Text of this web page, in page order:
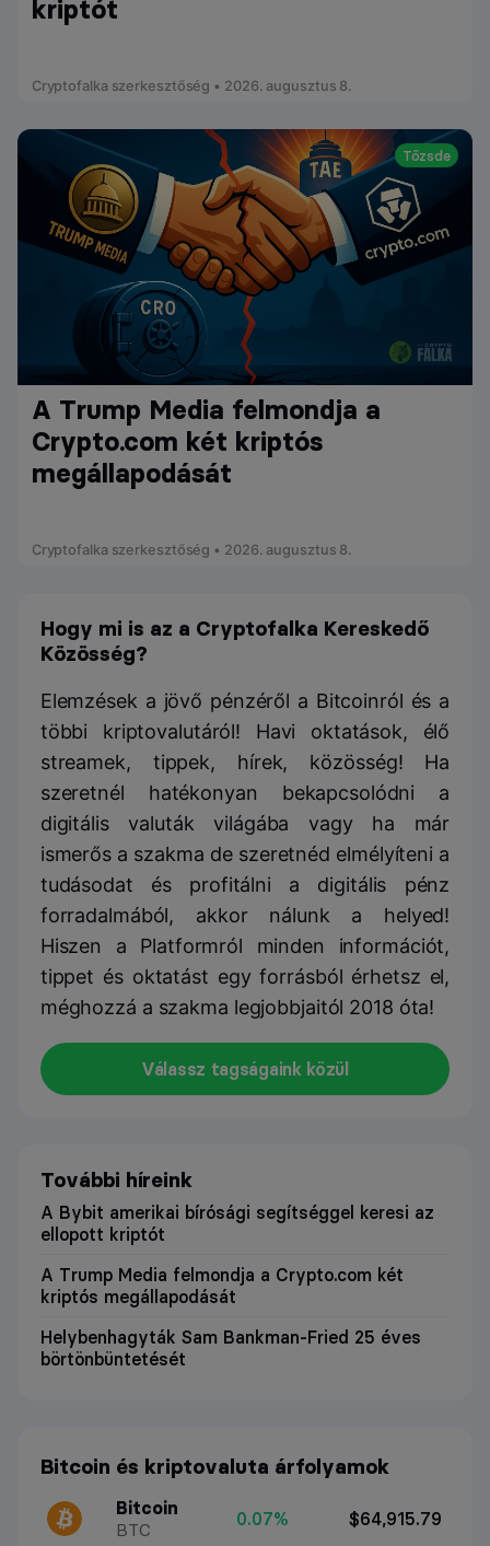
kriptót
Cryptofalka szerkesztőség • 2026. augusztus 8.
Tőzsde
A Trump Media felmondja a
Crypto.com két kriptós
megállapodását
Cryptofalka szerkesztőség • 2026. augusztus 8.
Hogy mi is az a Cryptofalka Kereskedő
Közösség?
Elemzések a jövő pénzéről a Bitcoinról és a
többi kriptovalutáról! Havi oktatások, élő
streamek, tippek, hírek, közösség! Ha
szeretnél hatékonyan bekapcsolódni a
digitális valuták világába vagy ha már
ismerős a szakma de szeretnéd elmélyíteni a
tudásodat és profitálni a digitális pénz
forradalmából, akkor nálunk a helyed!
Hiszen a Platformról minden információt,
tippet és oktatást egy forrásból érhetsz el,
méghozzá a szakma legjobbjaitól 2018 óta!
Válassz tagságaink közül
További híreink
A Bybit amerikai bírósági segítséggel keresi az
ellopott kriptót
A Trump Media felmondja a Crypto.com két
kriptós megállapodását
Helybenhagyták Sam Bankman-Fried 25 éves
börtönbüntetését
Bitcoin és kriptovaluta árfolyamok
Bitcoin
BTC
0.07% $64,915.79